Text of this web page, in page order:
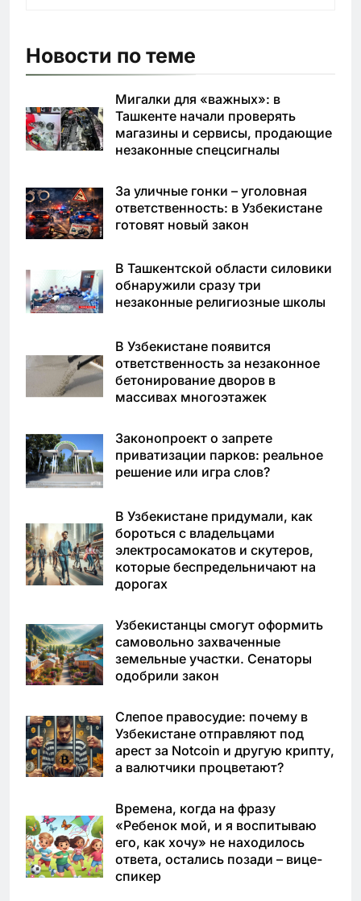
Новости по теме
Мигалки для «важных»: в
Ташкенте начали проверять
магазины и сервисы, продающие
незаконные спецсигналы
За уличные гонки – уголовная
ответственность: в Узбекистане
готовят новый закон
В Ташкентской области силовики
обнаружили сразу три
незаконные религиозные школы
В Узбекистане появится
ответственность за незаконное
бетонирование дворов в
массивах многоэтажек
Законопроект о запрете
приватизации парков: реальное
решение или игра слов?
В Узбекистане придумали, как
бороться с владельцами
электросамокатов и скутеров,
которые беспредельничают на
дорогах
Узбекистанцы смогут оформить
самовольно захваченные
земельные участки. Сенаторы
одобрили закон
Слепое правосудие: почему в
Узбекистане отправляют под
арест за Notcoin и другую крипту,
а валютчики процветают?
Времена, когда на фразу
«Ребенок мой, и я воспитываю
его, как хочу» не находилось
ответа, остались позади – вице-
спикер